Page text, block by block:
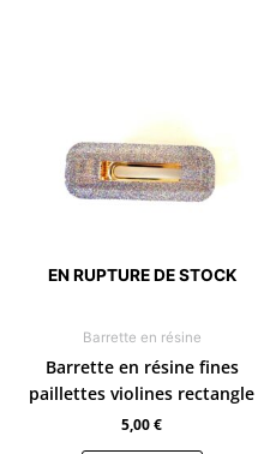
EN RUPTURE DE STOCK
Barrette en résine
Barrette en résine fines
paillettes violines rectangle
5,00€